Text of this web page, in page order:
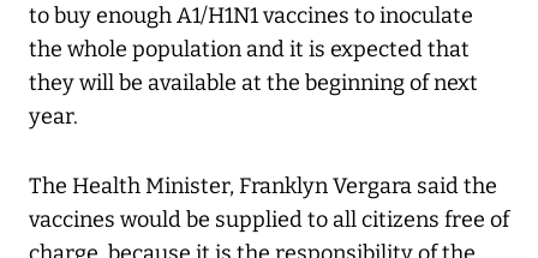
to buy enough A1/H1N1 vaccines to inoculate
the whole population and it is expected that
they will be available at the beginning of next
year.
The Health Minister, Franklyn Vergara said the
vaccines would be supplied to all citizens free of